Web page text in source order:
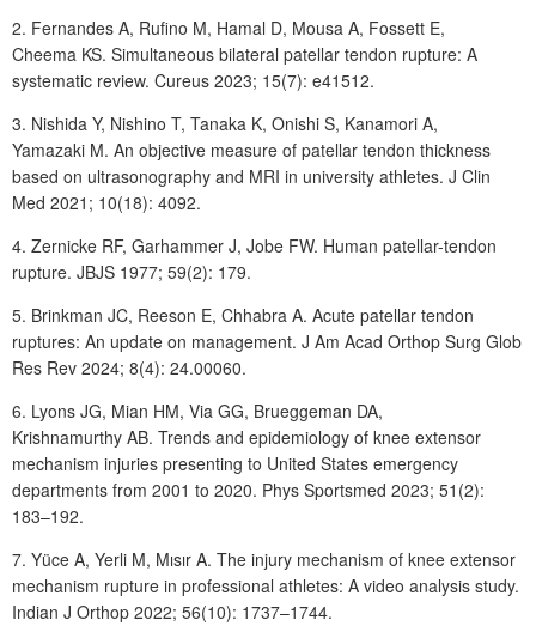
2. Fernandes A, Rufino M, Hamal D, Mousa A, Fossett E,
Cheema KS. Simultaneous bilateral patellar tendon rupture: A
systematic review. Cureus 2023; 15(7): e41512.
3. Nishida Y, Nishino T, Tanaka K, Onishi S, Kanamori A,
Yamazaki M. An objective measure of patellar tendon thickness
based on ultrasonography and MRI in university athletes. J Clin
Med 2021; 10(18): 4092.
4. Zernicke RF, Garhammer J, Jobe FW. Human patellar-tendon
rupture. JBJS 1977; 59(2): 179.
5. Brinkman JC, Reeson E, Chhabra A. Acute patellar tendon
ruptures: An update on management. J Am Acad Orthop Surg Glob
Res Rev 2024; 8(4): 24.00060.
6. Lyons JG, Mian HM, Via GG, Brueggeman DA,
Krishnamurthy AB. Trends and epidemiology of knee extensor
mechanism injuries presenting to United States emergency
departments from 2001 to 2020. Phys Sportsmed 2023; 51(2):
183–192.
7. Yüce A, Yerli M, Mısır A. The injury mechanism of knee extensor
mechanism rupture in professional athletes: A video analysis study.
Indian J Orthop 2022; 56(10): 1737–1744.